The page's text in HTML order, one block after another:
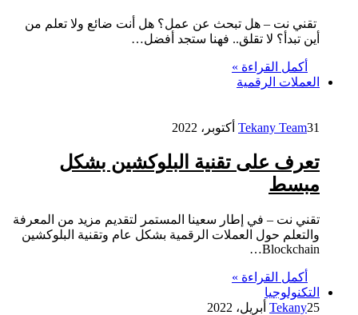
تقني نت – هل تبحث عن عمل؟ هل أنت ضائع ولا تعلم من
أين تبدأ؟ لا تقلق.. فهنا ستجد أفضل…
أكمل القراءة »
العملات الرقمية
Tekany Team31 أكتوبر، 2022
تعرف على تقنية البلوكشين بشكل
مبسط
تقني نت – في إطار سعينا المستمر لتقديم مزيد من المعرفة
والتعلم حول العملات الرقمية بشكل عام وتقنية البلوكشين
Blockchain…
أكمل القراءة »
التكنولوجيا
Tekany25 أبريل، 2022